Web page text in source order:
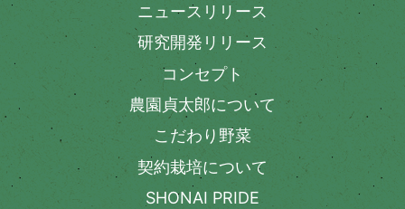
ニュースリリース
研究開発リリース
コンセプト
農園貞太郎について
こだわり野菜
契約栽培について
SHONAI PRIDE